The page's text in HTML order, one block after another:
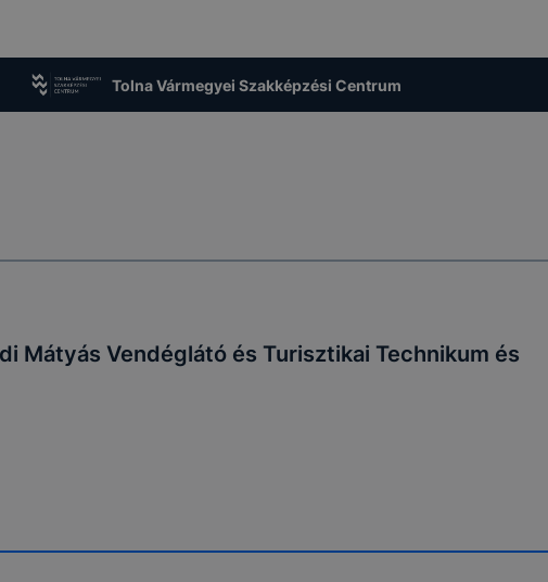
Tolna Vármegyei Szakképzési Centrum
Mátyás Vendéglátó és Turisztikai Technikum és